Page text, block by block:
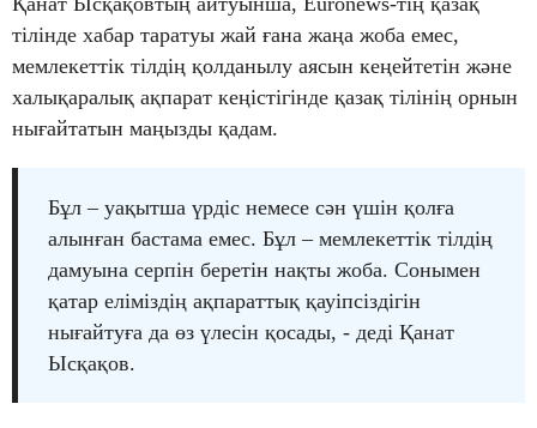
тілінде хабар таратуы жай ғана жаңа жоба емес,
мемлекеттік тілдің қолданылу аясын кеңейтетін және
халықаралық ақпарат кеңістігінде қазақ тілінің орнын
нығайтатын маңызды қадам.
Бұл – уақытша үрдіс немесе сән үшін қолға
алынған бастама емес. Бұл – мемлекеттік тілдің
дамуына серпін беретін нақты жоба. Сонымен
қатар еліміздің ақпараттық қауіпсіздігін
нығайтуға да өз үлесін қосады, - деді Қанат
Ысқақов.